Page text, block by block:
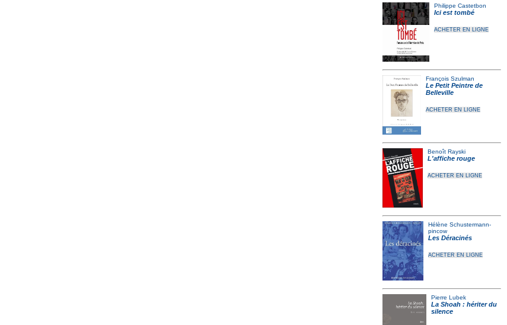
Philippe Castetbon
Ici est tombé
ACHETER EN LIGNE
François Szulman
Le Petit Peintre de
Belleville
ACHETER EN LIGNE
Benoît Rayski
L'affiche rouge
ACHETER EN LIGNE
Hélène Schustermann-
pincow
Les Déracinés
ACHETER EN LIGNE
Pierre Lubek
La Shoah : hériter du
silence